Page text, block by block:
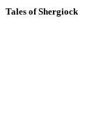
Tales of Shergiock